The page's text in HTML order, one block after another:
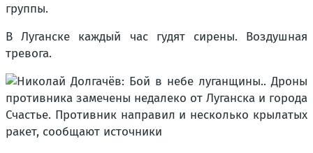
группы.
В Луганске каждый час гудят сирены. Воздушная
тревога.